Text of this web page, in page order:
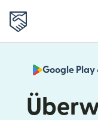
Google Play